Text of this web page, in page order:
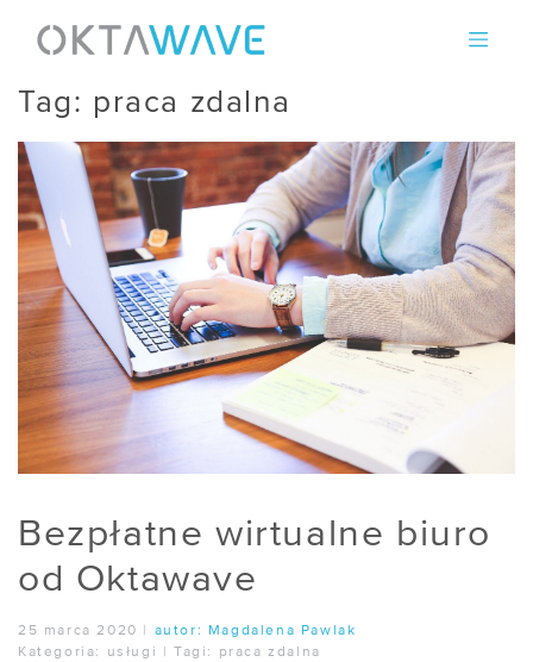
content
Tag: praca zdalna
Bezpłatne wirtualne biuro
od Oktawave
25 marca 2020 autor:
Magdalena Pawlak
Kategoria:
usługi |Tagi: praca zdalna